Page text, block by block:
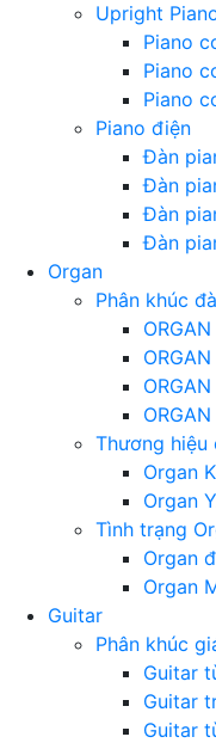
Upright
Piano
Piano
Piano
Piano điện
Đàn
Đàn
Đàn
Đàn
Organ
Phân khúc
Thương hiệu
Organ
Organ
Tình trạng
Organ
Organ
Guitar
Phân khúc
Guitar
Guitar
Guitar